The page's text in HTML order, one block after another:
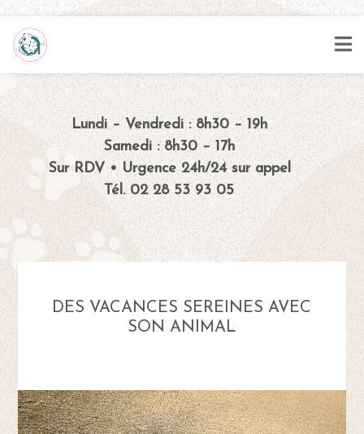
Lundi – Vendredi : 8h30 – 19h
Samedi : 8h30 – 17h
Sur RDV • Urgence 24h/24 sur appel
Tél. 02 28 53 93 05
DES VACANCES SEREINES AVEC
SON ANIMAL